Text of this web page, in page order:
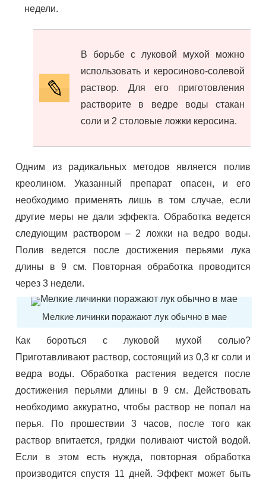
недели.
В борьбе с луковой мухой можно
использовать и керосиново-солевой
раствор. Для его приготовления
растворите в ведре воды стакан
соли и 2 столовые ложки керосина.
Одним из радикальных методов является полив
креолином. Указанный препарат опасен, и его
необходимо применять лишь в том случае, если
другие меры не дали эффекта. Обработка ведется
следующим раствором – 2 ложки на ведро воды.
Полив ведется после достижения перьями лука
длины в 9 см. Повторная обработка проводится
через 3 недели.
Мелкие личинки поражают лук обычно в мае
Как бороться с луковой мухой солью?
Приготавливают раствор, состоящий из 0,3 кг соли и
ведра воды. Обработка растения ведется после
достижения перьями длины в 9 см. Действовать
необходимо аккуратно, чтобы раствор не попал на
перья. По прошествии 3 часов, после того как
раствор впитается, грядки поливают чистой водой.
Если в этом есть нужда, повторная обработка
производится спустя 11 дней. Эффект может быть